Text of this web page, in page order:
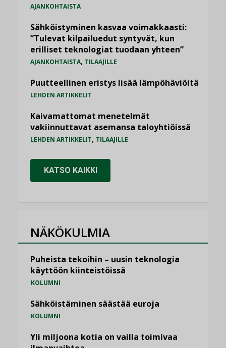
AJANKOHTAISTA
Sähköistyminen kasvaa voimakkaasti:
”Tulevat kilpailuedut syntyvät, kun
erilliset teknologiat tuodaan yhteen”
AJANKOHTAISTA, TILAAJILLE
Puutteellinen eristys lisää lämpöhäviöitä
LEHDEN ARTIKKELIT
Kaivamattomat menetelmät
vakiinnuttavat asemansa taloyhtiöissä
LEHDEN ARTIKKELIT, TILAAJILLE
KATSO KAIKKI
NÄKÖKULMIA
Puheista tekoihin – uusin teknologia
käyttöön kiinteistöissä
KOLUMNI
Sähköistäminen säästää euroja
KOLUMNI
Yli miljoona kotia on vailla toimivaa